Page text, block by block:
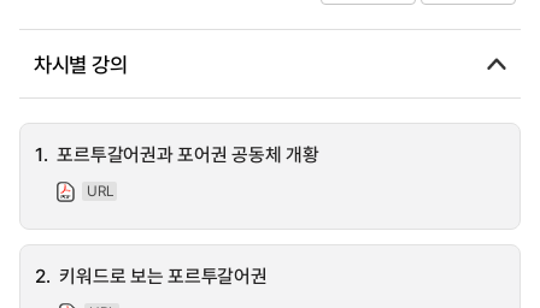
차시별 강의
1. 포르투갈어권과 포어권 공동체 개황
URL
2. 키워드로 보는 포르투갈어권